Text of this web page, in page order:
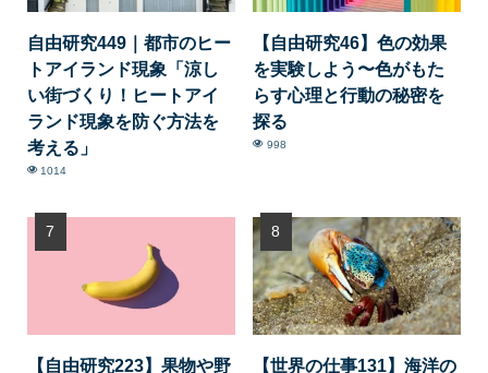
自由研究449｜都市のヒー
トアイランド現象「涼し
い街づくり！ヒートアイ
ランド現象を防ぐ方法を
考える」
1014
【自由研究46】色の効果
を実験しよう〜色がもた
らす心理と行動の秘密を
探る
998
【自由研究223】果物や野 【世界の仕事131】海洋の